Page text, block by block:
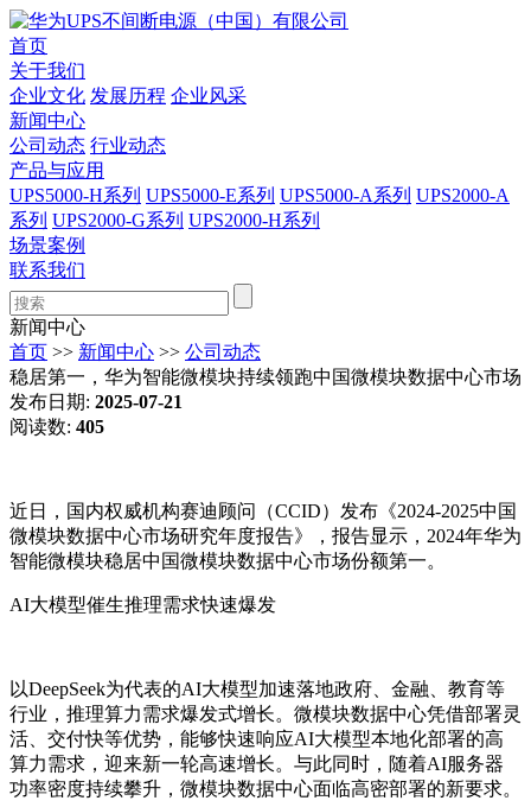
首页
关于我们
企业文化 发展历程 企业风采
新闻中心
公司动态 行业动态
产品与应用
UPS5000-H系列 UPS5000-E系列 UPS5000-A系列 UPS2000-A
系列 UPS2000-G系列 UPS2000-H系列
场景案例
联系我们
新闻中心
首页 >> 新闻中心 >> 公司动态
稳居第一，华为智能微模块持续领跑中国微模块数据中心市场
发布日期: 2025-07-21
阅读数: 405
近日，国内权威机构赛迪顾问（CCID）发布《2024-2025中国
微模块数据中心市场研究年度报告》，报告显示，2024年华为
智能微模块稳居中国微模块数据中心市场份额第一。
AI大模型催生推理需求快速爆发
以DeepSeek为代表的AI大模型加速落地政府、金融、教育等
行业，推理算力需求爆发式增长。微模块数据中心凭借部署灵
活、交付快等优势，能够快速响应AI大模型本地化部署的高
算力需求，迎来新一轮高速增长。与此同时，随着AI服务器
功率密度持续攀升，微模块数据中心面临高密部署的新要求。